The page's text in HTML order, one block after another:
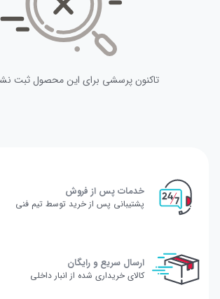
تاکنون پرسشی برای این محصول ثبت
خدمات پس از فروش
پشتیبانی پس از خرید توسط تیم فنی
ارسال سریع و رایگان
کالای خریداری شده از انبار داخلی